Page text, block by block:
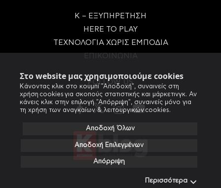
Στο website μας χρησιμοποιούμε cookies
Κάνοντας κλικ στο κουμπί "Αποδοχή", συναινείς στη
χρήση cookies για σκοπούς στατιστικής και μάρκετινγκ. Αν
κάνεις κλικ στην επιλογή "Απόρριψη", συναινείς μόνο για
τη χρήση των αναγκαίων & λειτουργικών cookies.
Αποδοχή Όλων
Αποδοχή Επιλεγμένων
Απόρριψη
Περισσότερα
Κ – ΕΞΥΠΗΡΕΤΗΣΗ
HERE TO PLAY
ΤΕΧΝΟΛΟΓΙΑ ΧΩΡΙΣ ΕΜΠΟΔΙΑ
FOLLOW US